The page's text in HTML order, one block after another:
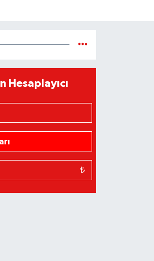
Hesaplayıcı
₺